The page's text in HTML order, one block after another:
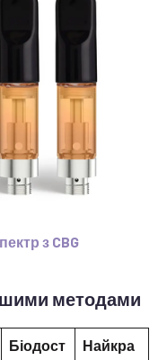
з CBG
методами
Біодост
Найкра